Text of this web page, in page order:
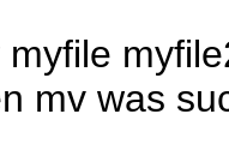
myfile
mv was